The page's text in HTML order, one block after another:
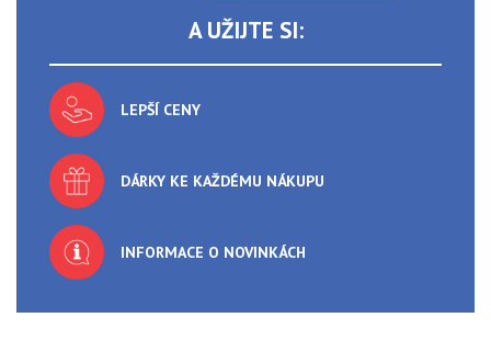
A UŽIJTE SI:
LEPŠÍ CENY
DÁRKY KE KAŽDÉMU NÁKUPU
INFORMACE O NOVINKÁCH